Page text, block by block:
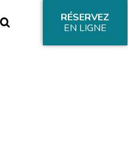
RÉSERVEZ
EN LIGNE